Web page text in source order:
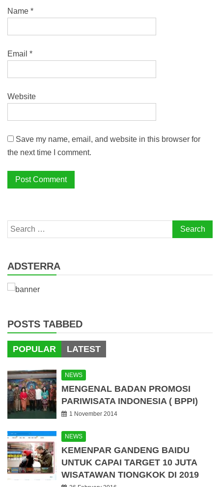
Name *
Email *
Website
Save my name, email, and website in this browser for
the next time I comment.
Search
for:
ADSTERRA
POSTS TABBED
POPULAR LATEST
NEWS
MENGENAL BADAN PROMOSI
PARIWISATA INDONESIA ( BPPI)
1 November 2014
NEWS
KEMENPAR GANDENG BAIDU
UNTUK CAPAI TARGET 10 JUTA
WISATAWAN TIONGKOK DI 2019